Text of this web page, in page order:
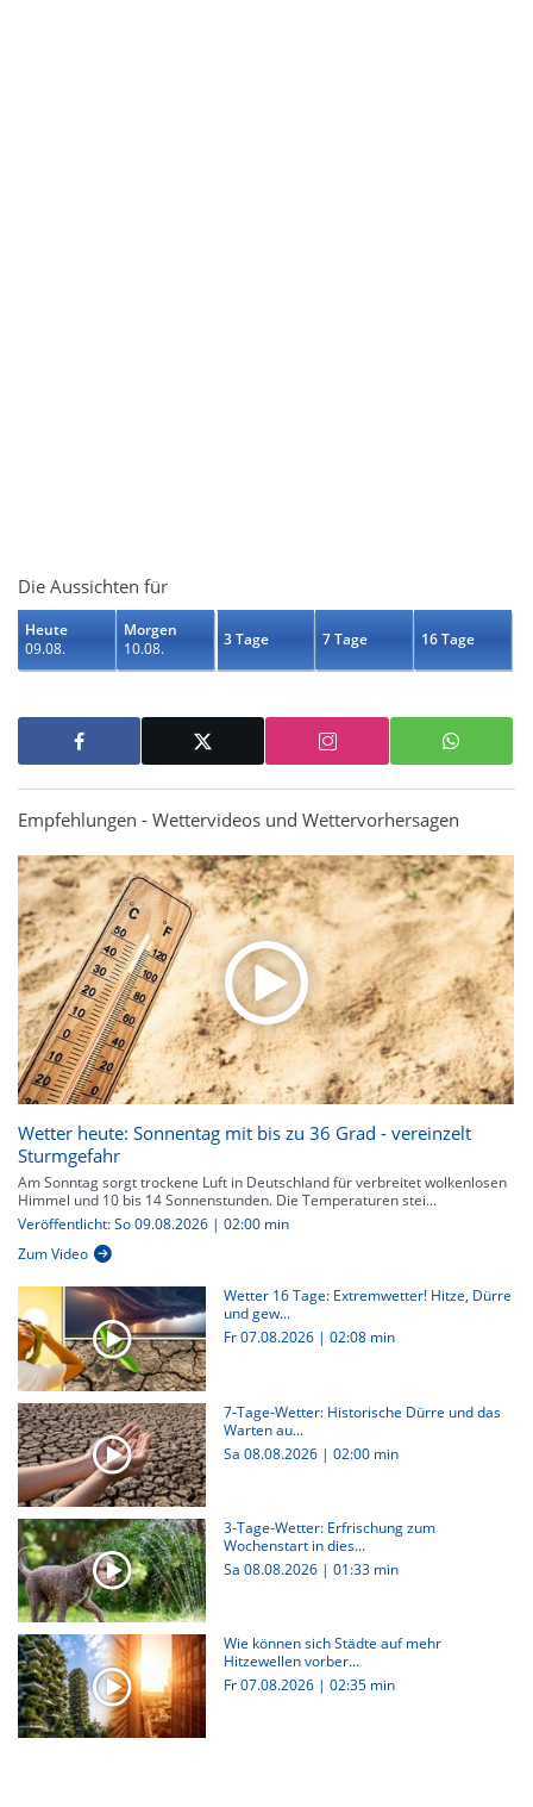
Die Aussichten für
Heute
09.08.
Morgen
10.08.
3 Tage 7 Tage 16 Tage
Empfehlungen - Wettervideos und Wettervorhersagen
Wetter heute: Sonnentag mit bis zu 36 Grad - vereinzelt
Sturmgefahr
Am Sonntag sorgt trockene Luft in Deutschland für verbreitet wolkenlosen
Himmel und 10 bis 14 Sonnenstunden. Die Temperaturen stei...
Veröffentlicht: So 09.08.2026 | 02:00 min
Zum Video
Wetter 16 Tage: Extremwetter! Hitze, Dürre
und gew...
Fr 07.08.2026 | 02:08 min
7-Tage-Wetter: Historische Dürre und das
Warten au...
Sa 08.08.2026 | 02:00 min
3-Tage-Wetter: Erfrischung zum
Wochenstart in dies...
Sa 08.08.2026 | 01:33 min
Wie können sich Städte auf mehr
Hitzewellen vorber...
Fr 07.08.2026 | 02:35 min